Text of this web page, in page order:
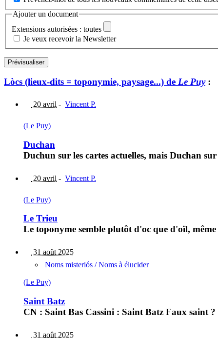
Ajouter un document
Extensions autorisées : toutes
Je veux recevoir la Newsletter
Lòcs (lieux-dits = toponymie, paysage...) de Le Puy:
20 avril - Vincent P.
(Le Puy)
Duchan
Duchun sur les cartes actuelles, mais Duchan
20 avril - Vincent P.
(Le Puy)
Le Trieu
Le toponyme semble plutôt d'oc que d'oïl,
31 août 2025
Noms misteriós / Noms à élucider
(Le Puy)
Saint Batz
CN : Saint Bas Cassini : Saint Batz Faux saint
31 août 2025